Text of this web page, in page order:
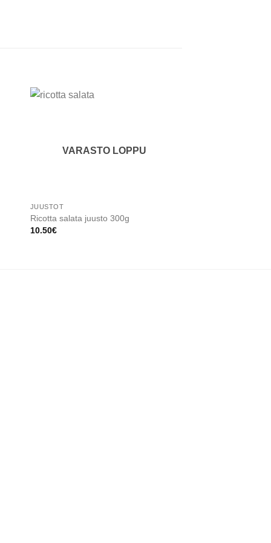
VARASTO LOPPU
JUUSTOT
Ricotta salata juusto 300g
10.50€